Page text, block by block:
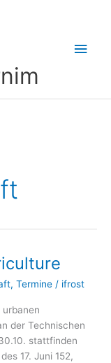
, Termine / ifrost
urbanen
der Technischen
stattfinden
17. Juni 152,